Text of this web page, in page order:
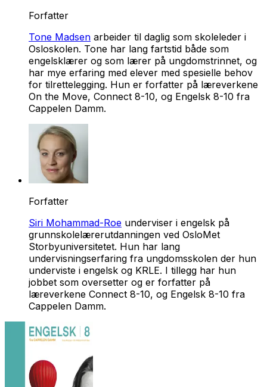
Forfatter
Tone Madsen arbeider til daglig som skoleleder i
Osloskolen. Tone har lang fartstid både som
engelsklærer og som lærer på ungdomstrinnet, og
har mye erfaring med elever med spesielle behov
for tilrettelegging. Hun er forfatter på læreverkene
On the Move, Connect 8-10, og Engelsk 8-10 fra
Cappelen Damm.
Forfatter
Siri Mohammad-Roe underviser i engelsk på
grunnskolelærerutdanningen ved OsloMet
Storbyuniversitetet. Hun har lang
undervisningserfaring fra ungdomsskolen der hun
underviste i engelsk og KRLE. I tillegg har hun
jobbet som oversetter og er forfatter på
læreverkene Connect 8-10, og Engelsk 8-10 fra
Cappelen Damm.